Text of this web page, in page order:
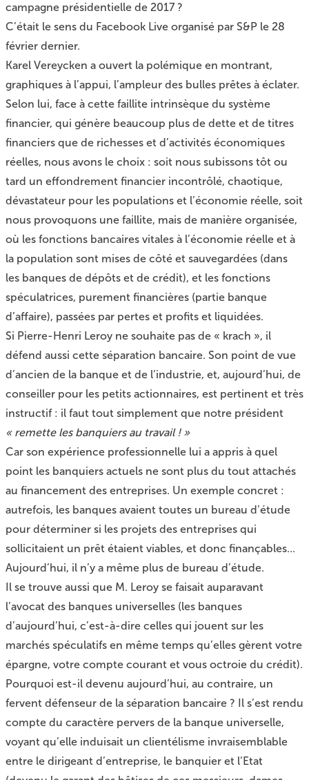
campagne présidentielle de 2017 ?
C’était le sens du Facebook Live organisé par S&P le 28
février dernier.
Karel Vereycken a ouvert la polémique en montrant,
graphiques à l’appui, l’ampleur des bulles prêtes à éclater.
Selon lui, face à cette faillite intrinsèque du système
financier, qui génère beaucoup plus de dette et de titres
financiers que de richesses et d’activités économiques
réelles, nous avons le choix : soit nous subissons tôt ou
tard un effondrement financier incontrôlé, chaotique,
dévastateur pour les populations et l’économie réelle, soit
nous provoquons une faillite, mais de manière organisée,
où les fonctions bancaires vitales à l’économie réelle et à
la population sont mises de côté et sauvegardées (dans
les banques de dépôts et de crédit), et les fonctions
spéculatrices, purement financières (partie banque
d’affaire), passées par pertes et profits et liquidées.
Si Pierre-Henri Leroy ne souhaite pas de « krach », il
défend aussi cette séparation bancaire. Son point de vue
d’ancien de la banque et de l’industrie, et, aujourd’hui, de
conseiller pour les petits actionnaires, est pertinent et très
instructif : il faut tout simplement que notre président
« remette les banquiers au travail ! »
Car son expérience professionnelle lui a appris à quel
point les banquiers actuels ne sont plus du tout attachés
au financement des entreprises. Un exemple concret :
autrefois, les banques avaient toutes un bureau d’étude
pour déterminer si les projets des entreprises qui
sollicitaient un prêt étaient viables, et donc finançables...
Aujourd’hui, il n’y a même plus de bureau d’étude.
Il se trouve aussi que M. Leroy se faisait auparavant
l’avocat des banques universelles (les banques
d’aujourd’hui, c’est-à-dire celles qui jouent sur les
marchés spéculatifs en même temps qu’elles gèrent votre
épargne, votre compte courant et vous octroie du crédit).
Pourquoi est-il devenu aujourd’hui, au contraire, un
fervent défenseur de la séparation bancaire ? Il s’est rendu
compte du caractère pervers de la banque universelle,
voyant qu’elle induisait un clientélisme invraisemblable
entre le dirigeant d’entreprise, le banquier et l’Etat